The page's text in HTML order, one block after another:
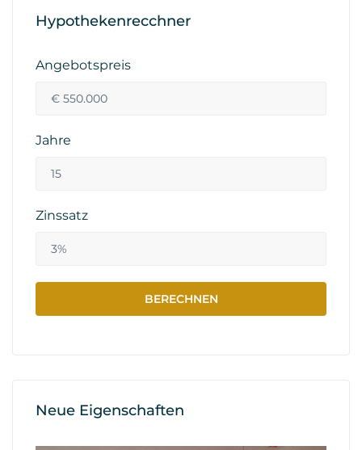
Hypothekenrecchner
Angebotspreis
Jahre
Zinssatz
Neue Eigenschaften